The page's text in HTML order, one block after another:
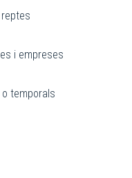
i empreses
temporals